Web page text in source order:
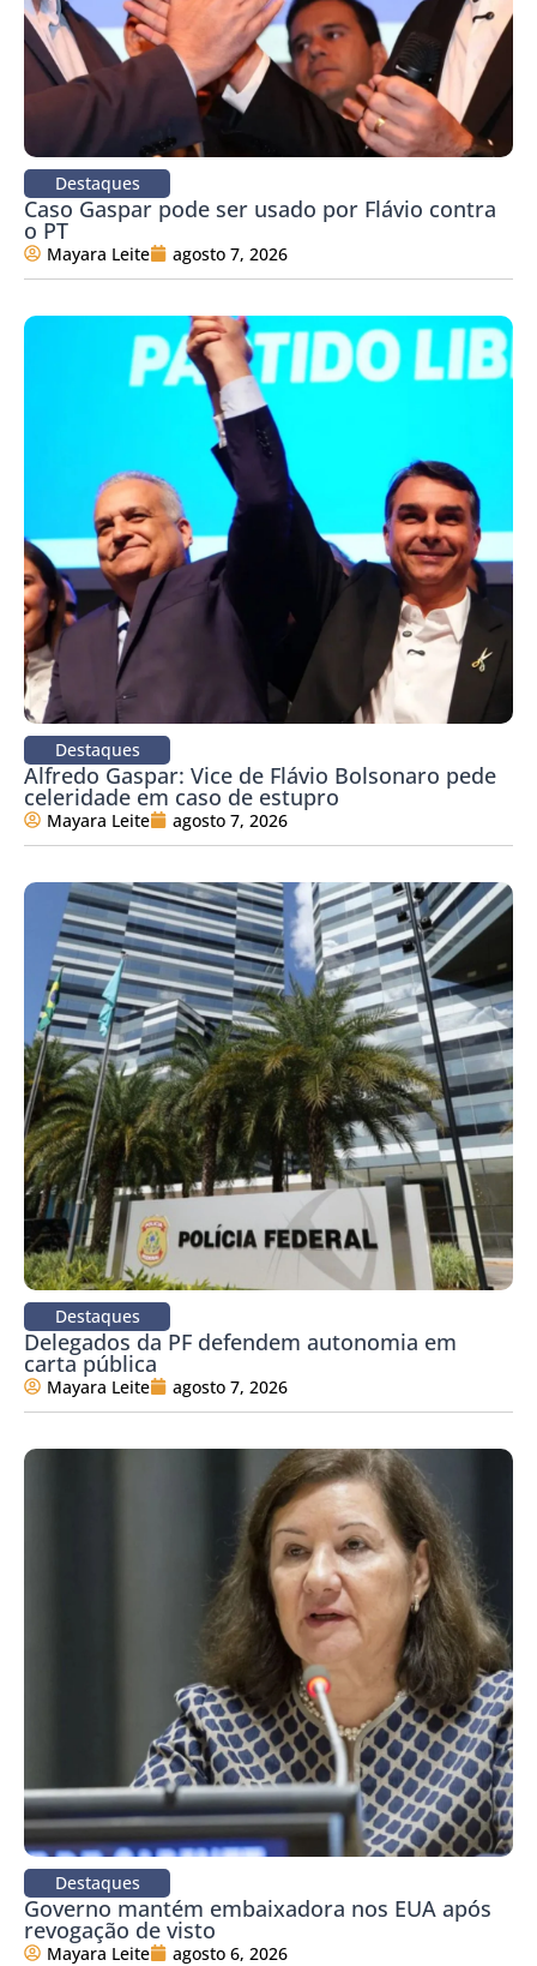
Destaques
Caso Gaspar pode ser usado por Flávio contra
o PT
Mayara Leite agosto 7, 2026
Destaques
Alfredo Gaspar: Vice de Flávio Bolsonaro pede
celeridade em caso de estupro
Mayara Leite agosto 7, 2026
Destaques
Delegados da PF defendem autonomia em
carta pública
Mayara Leite agosto 7, 2026
Destaques
Governo mantém embaixadora nos EUA após
revogação de visto
Mayara Leite agosto 6, 2026